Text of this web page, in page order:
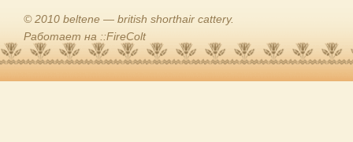
© 2010 beltene — british shorthair cattery.
Работает на ::FireColt